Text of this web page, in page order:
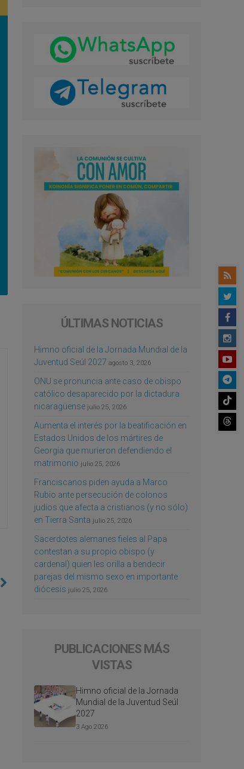
ÚLTIMAS NOTICIAS
Himno oficial de la Jornada Mundial de la
Juventud Seúl 2027 agosto 3, 2026
ONU se pronuncia ante caso de obispo
católico desaparecido por la dictadura
nicaragüense julio 25, 2026
Aumenta el interés por la beatificación en
Estados Unidos de los mártires de
Georgia que murieron defendiendo el
matrimonio julio 25, 2026
Franciscanos piden ayuda a Marco
Rubio ante persecución de colonos
judíos que afecta a cristianos (y no sólo)
en Tierra Santa julio 25, 2026
Sacerdotes alemanes fieles al Papa
contestan a su propio obispo (y
cardenal) quien les orilla a bendecir
parejas del mismo sexo en importante
diócesis julio 25, 2026
PUBLICACIONES MÁS
VISTAS
Himno oficial de la Jornada
Mundial de la Juventud Seúl
2027
3 Ago 2026